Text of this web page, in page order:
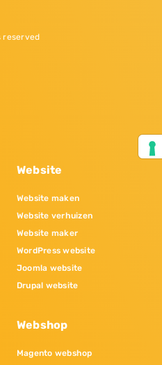
reserved
Website
Website maken
Website verhuizen
Website maker
WordPress website
Joomla website
Drupal website
Webshop
Magento webshop